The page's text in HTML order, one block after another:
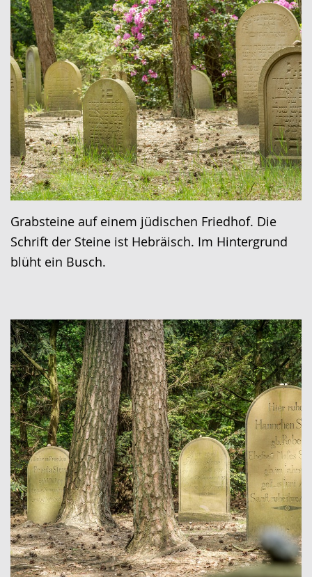
Grabsteine auf einem jüdischen Friedhof. Die
Schrift der Steine ist Hebräisch. Im Hintergrund
blüht ein Busch.